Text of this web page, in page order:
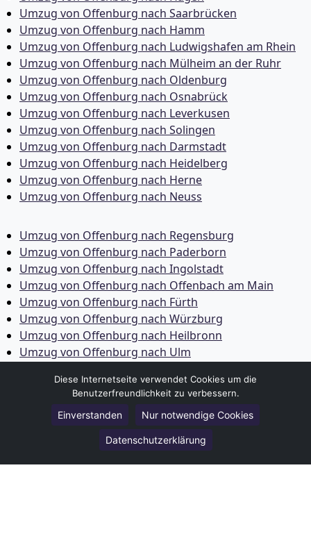
Umzug von Offenburg nach Saarbrücken
Umzug von Offenburg nach Hamm
Umzug von Offenburg nach Ludwigshafen am Rhein
Umzug von Offenburg nach Mülheim an der Ruhr
Umzug von Offenburg nach Oldenburg
Umzug von Offenburg nach Osnabrück
Umzug von Offenburg nach Leverkusen
Umzug von Offenburg nach Solingen
Umzug von Offenburg nach Darmstadt
Umzug von Offenburg nach Heidelberg
Umzug von Offenburg nach Herne
Umzug von Offenburg nach Neuss
Umzug von Offenburg nach Regensburg
Umzug von Offenburg nach Paderborn
Umzug von Offenburg nach Ingolstadt
Umzug von Offenburg nach Offenbach am Main
Umzug von Offenburg nach Fürth
Umzug von Offenburg nach Würzburg
Umzug von Offenburg nach Heilbronn
Umzug von Offenburg nach Ulm
Umzug von Offenburg nach Wolfsburg
Umzug von Offenburg nach Bottrop
Umzug von Offenburg nach Göttingen
Umzug von Offenburg nach Reutlingen
Umzug von Offenburg nach Bremer­haven
Umzug von Offenburg nach Koblenz
Diese Internetseite verwendet Cookies um die
Benutzerfreundlichkeit zu verbessern.
Einverstanden Nur notwendige Cookies
Datenschutzerklärung